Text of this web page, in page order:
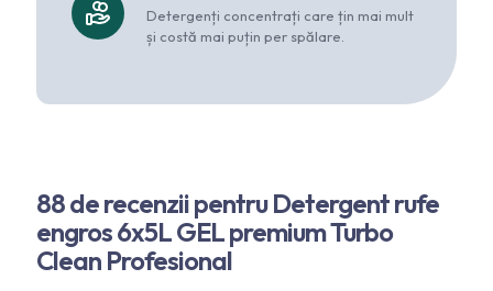
Detergenți concentrați care țin mai mult
și costă mai puțin per spălare.
88 de recenzii pentruDetergent rufe
engros 6x5L GEL premium Turbo
Clean Profesional